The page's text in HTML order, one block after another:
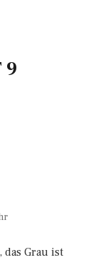
9
Grau ist